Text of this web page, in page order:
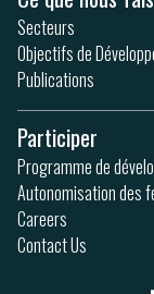
Secteurs
Objectifs de
Publications
Participer
Programme de
Autonomisation des
Careers
Contact Us